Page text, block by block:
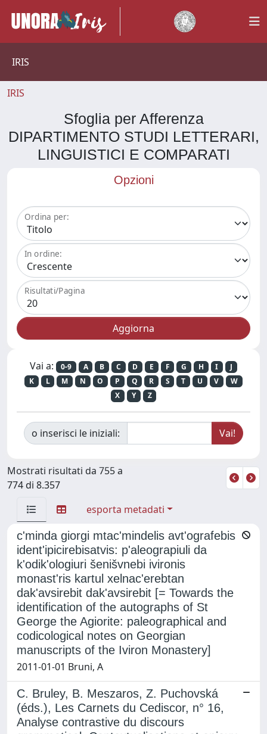
IRIS
IRIS
Sfoglia per Afferenza
DIPARTIMENTO STUDI LETTERARI,
LINGUISTICI E COMPARATI
Opzioni
Ordina per:
In ordine:
Risultati/Pagina
Vai a: 0-9 A B C D E F G H I
J
K
L M N O P Q R S T U V
W
X
Y Z
o inserisci le iniziali:
Mostrati risultati da 755 a
774 di 8.357
esporta metadati
c'minda giorgi mtac'mindelis avt'ografebis
ident'ipicirebisatvis: p'aleograpiuli da
k'odik'ologiuri šenišvnebi ivironis
monast'ris kartul xelnac'erebtan
dak'avsirebit dak'avsirebit [= Towards the
identification of the autographs of St
George the Agiorite: paleographical and
codicological notes on Georgian
manuscripts of the Iviron Monastery]
2011-01-01 Bruni, A
C. Bruley, B. Meszaros, Z. Puchovská
(éds.), Les Carnets du Cediscor, n° 16,
Analyse contrastive du discours